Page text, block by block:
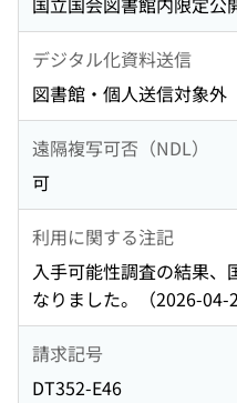
デジタル化資料送信
図書館・個人送信対象外
遠隔複写可否（NDL）
可
利用に関する注記
入手可能性調査の結果、
なりました。（2026-04-
請求記号
DT352-E46